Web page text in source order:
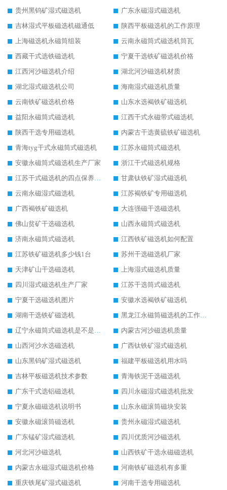
贵州黑钨矿湿式磁选机
广东永磁湿式磁选机
吉林湿式平板磁选机磁通低
陕西平板磁选机的工作原理
上海磁选机永磁筒组装
云南永磁筒式磁选机筒瓦
西藏干式选铁磁选机
宁夏干选铁矿磁选机价格
江西河沙磁选机介绍
湖北河沙磁选机材质
湖北湿式磁选机公司
海南湿式磁选机质量
云南铁矿磁选机价格
山东水选褐铁矿磁选机
益阳永磁筒式磁选机
江西干式永磁带式磁选机
陕西干选专用磁选机
内蒙古干选黄硫铁矿磁选机
青海tyg干式永磁筒式磁选机
江苏永磁筒式磁选机
安徽永磁筒式磁选机生产厂家
浙江干式磁选机规格
江苏干式磁选机的四点保养秘籍
甘肃钛铁矿湿式磁选机
云南永磁湿式磁选机
江苏褐铁矿专用磁选机
广西褐铁矿磁选机
大连强磁干选磁选机
佛山贫矿干选磁选机
山西永磁筒式磁选机
济南永磁筒式磁选机
江西铁矿磁选机如何配置
江苏铁矿磁选机多少钱1台
苏州干选磁选机厂家
天津矿山干选磁选机
上海湿式磁选机质量
四川湿式磁选机生产厂家
江苏干选筒式磁选机
宁夏干选磁选机图片
安徽水选褐铁矿磁选机
湖南干选铁矿磁选机
黑龙江永磁筒磁选机的工作原理
辽宁永磁筒式磁选机是不是强磁
内蒙古河沙磁选机质量
山西河沙水选磁选机
广西钛铁矿湿式磁选机
山东黑钨矿湿式磁选机
福建平板磁选机用水吗
吉林平板磁选机技术参数
青海铁泥干选磁选机
广东干式选铝磁选机
四川永磁湿式磁选机批发
宁夏永磁磁选机说明书
山东永磁滚筒磁块安装
安徽永磁滚筒磁选机
贵州永磁湿式磁选机
广东锰矿湿式磁选机
四川优质河沙磁选机
河北河沙磁选机
山西铁矿干选永磁磁选机
内蒙古永磁湿式磁选机价格
河南铁矿磁选机有多重
重庆铁尾矿湿式磁选机
河南干选专用磁选机